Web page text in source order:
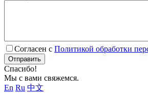
Согласен с Политикой обработки
Отправить
Спасибо!
Мы с вами свяжемся.
En Ru 中文